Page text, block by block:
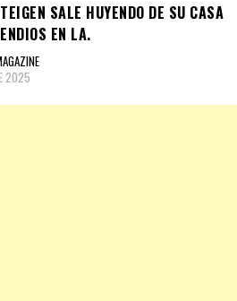
SALE HUYENDO DE SU CASA
EN LA.
2025